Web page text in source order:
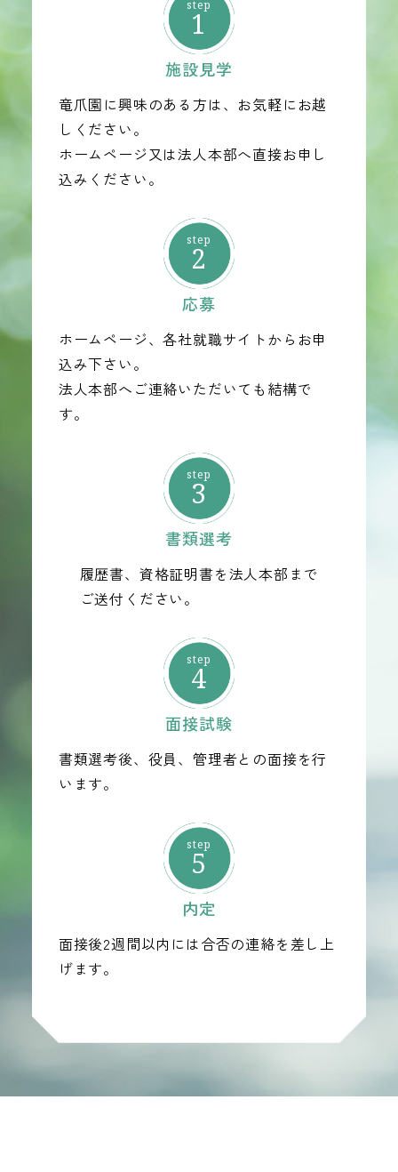
1
施設見学
竜爪園に興味のある方は、お気軽にお越
しください。
ホームページ又は法人本部へ直接お申し
込みください。
2
応募
ホームページ、各社就職サイトからお申
込み下さい。
法人本部へご連絡いただいても結構で
す。
3
書類選考
履歴書、資格証明書を法人本部まで
ご送付ください。
4
面接試験
書類選考後、役員、管理者との面接を行
います。
5
内定
面接後2週間以内には合否の連絡を差し上
げます。